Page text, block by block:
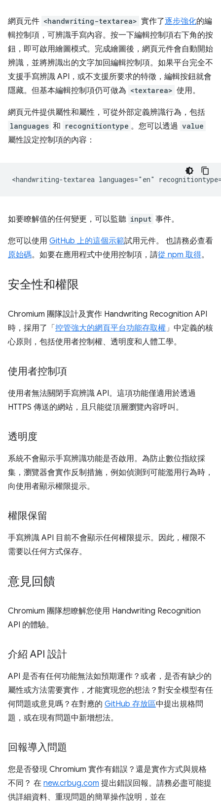
網頁元件 <handwriting-textarea> 實作了逐步強化的編
輯控制項，可辨識手寫內容。按一下編輯控制項右下角的按
鈕，即可啟用繪圖模式。完成繪圖後，網頁元件會自動開始
辨識，並將辨識出的文字加回編輯控制項。如果平台完全不
支援手寫辨識 API，或不支援所要求的特徵，編輯按鈕就會
隱藏。但基本編輯控制項仍可做為 <textarea> 使用。
網頁元件提供屬性和屬性，可從外部定義辨識行為，包括
languages 和 recognitiontype 。您可以透過 value
屬性設定控制項的內容：
如要瞭解值的任何變更，可以監聽 input 事件。
您可以使用 GitHub 上的這個示範試用元件。 也請務必查看
原始碼。如要在應用程式中使用控制項，請從 npm 取得。
安全性和權限
Chromium 團隊設計及實作 Handwriting Recognition API
時，採用了「控管強大的網頁平台功能存取權 」中定義的核
心原則，包括使用者控制權、透明度和人體工學。
使用者控制項
使用者無法關閉手寫辨識 API。這項功能僅適用於透過
HTTPS 傳送的網站，且只能從頂層瀏覽內容呼叫。
透明度
系統不會顯示手寫辨識功能是否啟用。為防止數位指紋採
集，瀏覽器會實作反制措施，例如偵測到可能濫用行為時，
向使用者顯示權限提示。
權限保留
手寫辨識 API 目前不會顯示任何權限提示。因此，權限不
需要以任何方式保存。
意見回饋
Chromium 團隊想瞭解您使用 Handwriting Recognition
API 的體驗。
介紹 API 設計
API 是否有任何功能無法如預期運作？或者，是否有缺少的
屬性或方法需要實作，才能實現您的想法？對安全模型有任
何問題或意見嗎？在對應的 GitHub 存放區中提出規格問
題，或在現有問題中新增想法。
回報導入問題
您是否發現 Chromium 實作有錯誤？還是實作方式與規格
不同？ 在 new.crbug.com 提出錯誤回報。請務必盡可能提
供詳細資料、重現問題的簡單操作說明，並在